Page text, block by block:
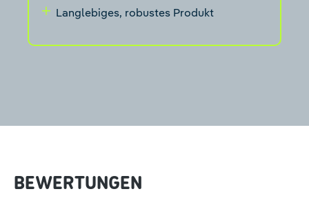
Langlebiges, robustes Produkt
BEWERTUNGEN